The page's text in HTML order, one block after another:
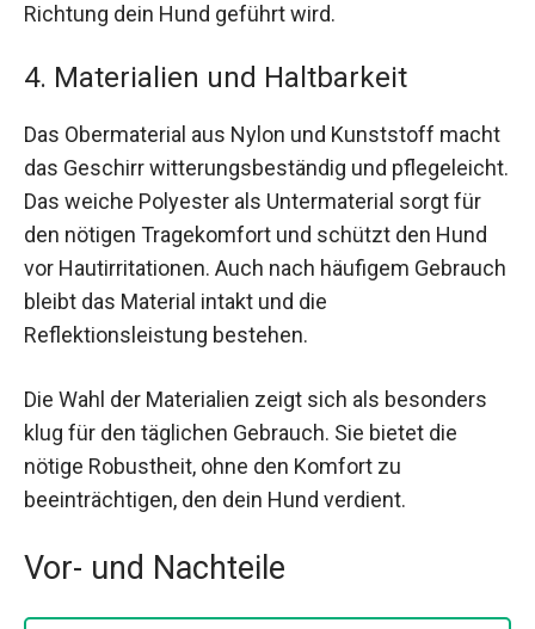
Richtung dein Hund geführt wird.
4. Materialien und Haltbarkeit
Das Obermaterial aus Nylon und Kunststoff macht
das Geschirr witterungsbeständig und pflegeleicht.
Das weiche Polyester als Untermaterial sorgt für
den nötigen Tragekomfort und schützt den Hund
vor Hautirritationen. Auch nach häufigem Gebrauch
bleibt das Material intakt und die
Reflektionsleistung bestehen.
Die Wahl der Materialien zeigt sich als besonders
klug für den täglichen Gebrauch. Sie bietet die
nötige Robustheit, ohne den Komfort zu
beeinträchtigen, den dein Hund verdient.
Vor- und Nachteile